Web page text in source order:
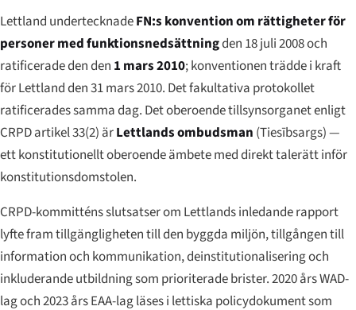
Lettland undertecknadeFN:s konvention om rättigheter för
personer med funktionsnedsättningden 18 juli 2008 och
ratificerade den den 1 mars 2010; konventionen trädde i kraft
för Lettland den 31 mars 2010. Det fakultativa protokollet
ratificerades samma dag. Det oberoende tillsynsorganet enligt
CRPD artikel 33(2) ärLettlands ombudsman (Tiesībsargs) —
ett konstitutionellt oberoende ämbete med direkt talerätt inför
konstitutionsdomstolen.
CRPD-kommitténs slutsatser om Lettlands inledande rapport
lyfte fram tillgängligheten till den byggda miljön, tillgången till
information och kommunikation, deinstitutionalisering och
inkluderande utbildning som prioriterade brister. 2020 års WAD-
lag och 2023 års EAA-lag läses i lettiska policydokument som